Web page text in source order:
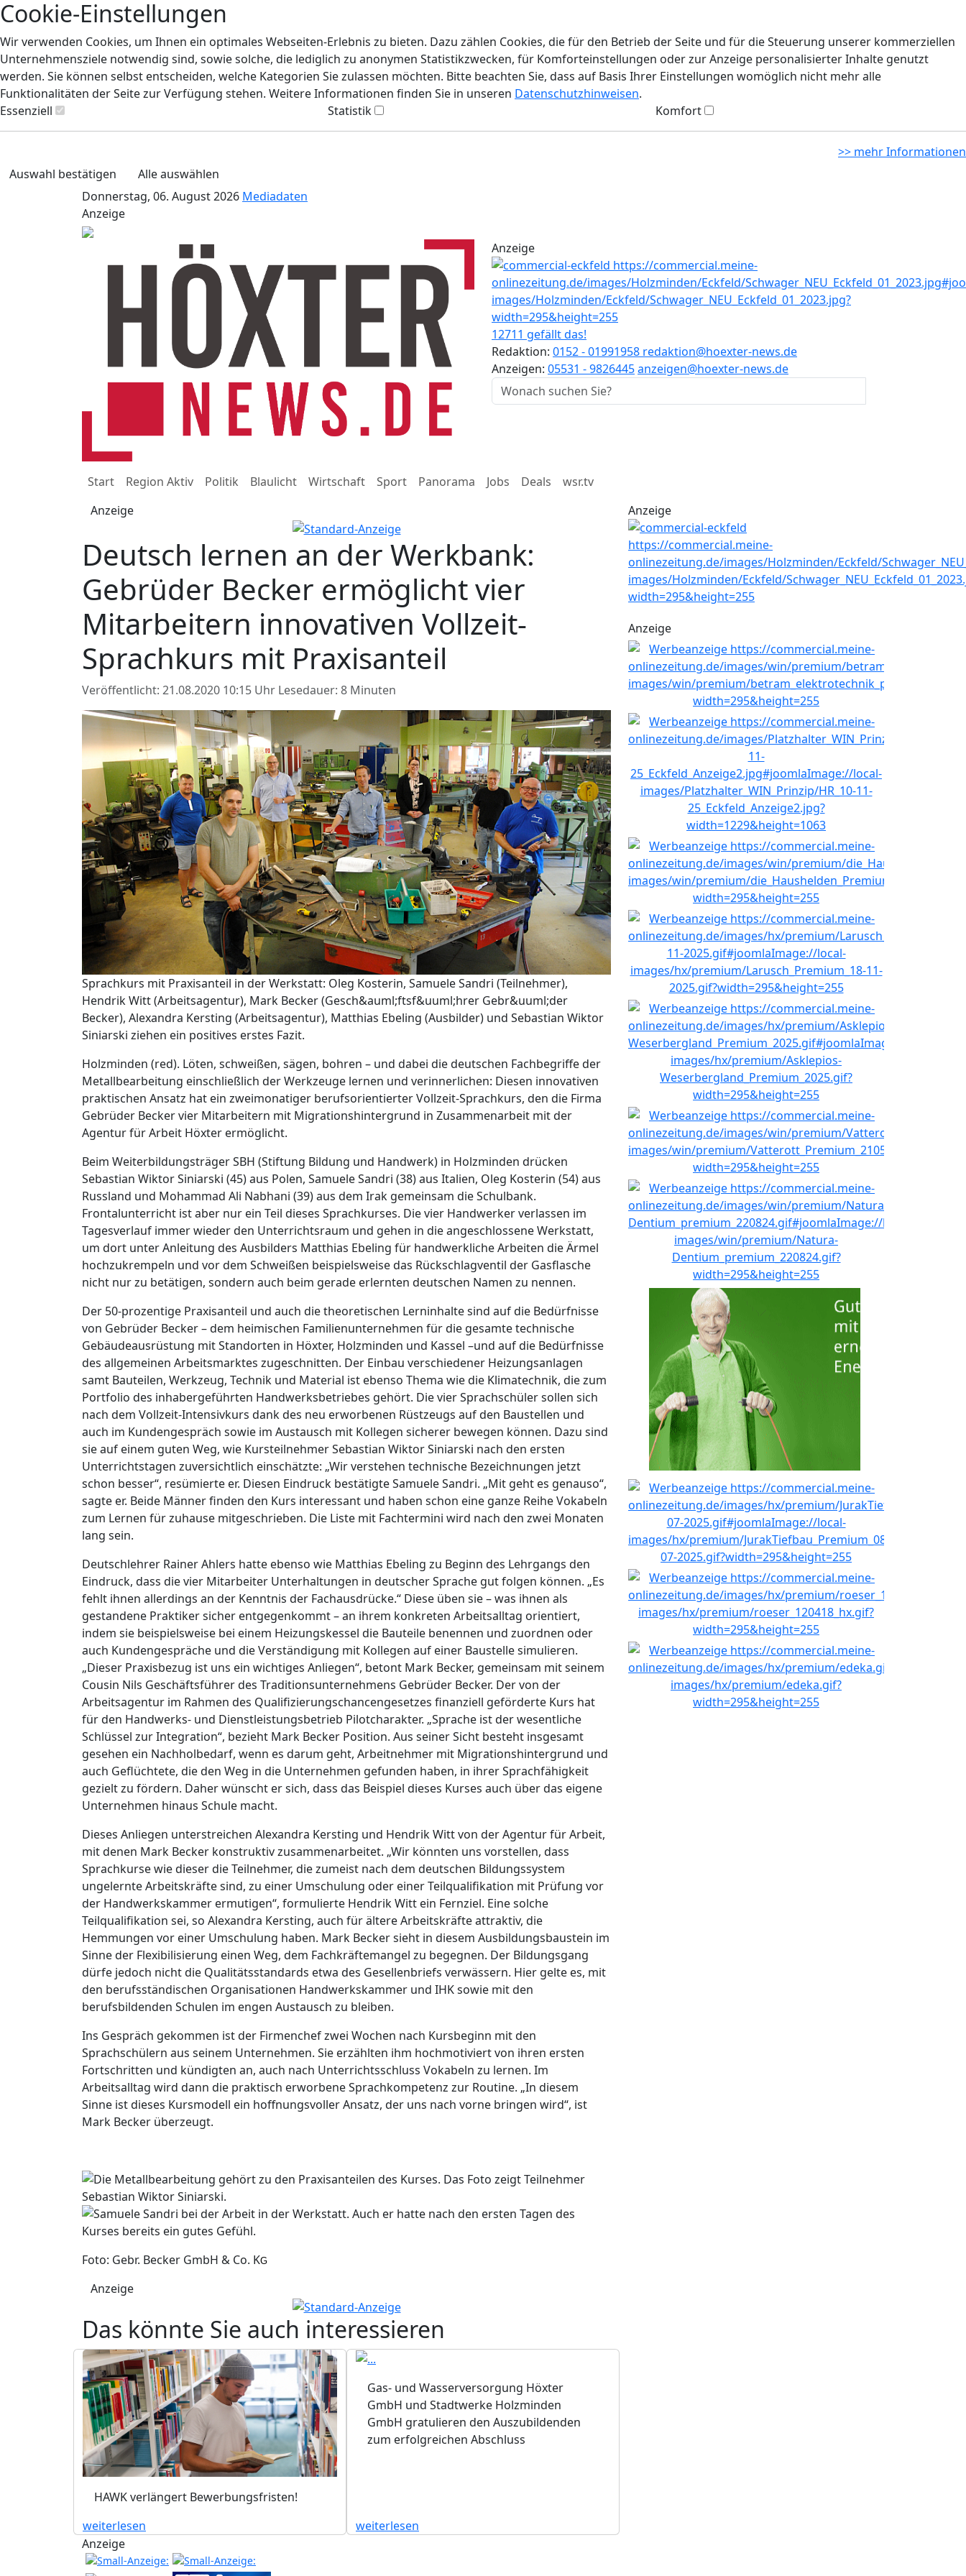
Cookie-Einstellungen
Wir verwenden Cookies, um Ihnen ein optimales Webseiten-Erlebnis zu bieten. Dazu zählen Cookies, die für den Betrieb der Seite und für die Steuerung unserer kommerziellen
Unternehmensziele notwendig sind, sowie solche, die lediglich zu anonymen Statistikzwecken, für Komforteinstellungen oder zur Anzeige personalisierter Inhalte genutzt
werden. Sie können selbst entscheiden, welche Kategorien Sie zulassen möchten. Bitte beachten Sie, dass auf Basis Ihrer Einstellungen womöglich nicht mehr alle
Funktionalitäten der Seite zur Verfügung stehen. Weitere Informationen finden Sie in unseren Datenschutzhinweisen.
Essenziell
Statistik Komfort
>> mehr Informationen
Auswahl bestätigen
Alle auswählen
Donnerstag, 06. August 2026 Mediadaten
Anzeige
Anzeige
12711 gefällt das!
Redaktion: 0152 - 01991958 redaktion@hoexter-news.de
Anzeigen: 05531 - 9826445anzeigen@hoexter-news.de
Start Region Aktiv Politik Blaulicht Wirtschaft Sport Panorama Jobs Deals
wsr.tv
Anzeige
Deutsch lernen an der Werkbank:
Gebrüder Becker ermöglicht vier
Mitarbeitern innovativen Vollzeit-
Sprachkurs mit Praxisanteil
Veröffentlicht: 21.08.2020 10:15 Uhr Lesedauer: 8 Minuten
Sprachkurs mit Praxisanteil in der Werkstatt: Oleg Kosterin, Samuele Sandri (Teilnehmer),
Hendrik Witt (Arbeitsagentur), Mark Becker (Gesch&auml;ftsf&uuml;hrer Gebr&uuml;der
Becker), Alexandra Kersting (Arbeitsagentur), Matthias Ebeling (Ausbilder) und Sebastian Wiktor
Siniarski ziehen ein positives erstes Fazit.
Holzminden (red). Löten, schweißen, sägen, bohren – und dabei die deutschen Fachbegriffe der
Metallbearbeitung einschließlich der Werkzeuge lernen und verinnerlichen: Diesen innovativen
praktischen Ansatz hat ein zweimonatiger berufsorientierter Vollzeit-Sprachkurs, den die Firma
Gebrüder Becker vier Mitarbeitern mit Migrationshintergrund in Zusammenarbeit mit der
Agentur für Arbeit Höxter ermöglicht.
Beim Weiterbildungsträger SBH (Stiftung Bildung und Handwerk) in Holzminden drücken
Sebastian Wiktor Siniarski (45) aus Polen, Samuele Sandri (38) aus Italien, Oleg Kosterin (54) aus
Russland und Mohammad Ali Nabhani (39) aus dem Irak gemeinsam die Schulbank.
Frontalunterricht ist aber nur ein Teil dieses Sprachkurses. Die vier Handwerker verlassen im
Tagesverlauf immer wieder den Unterrichtsraum und gehen in die angeschlossene Werkstatt,
um dort unter Anleitung des Ausbilders Matthias Ebeling für handwerkliche Arbeiten die Ärmel
hochzukrempeln und vor dem Schweißen beispielsweise das Rückschlagventil der Gasflasche
nicht nur zu betätigen, sondern auch beim gerade erlernten deutschen Namen zu nennen.
Der 50-prozentige Praxisanteil und auch die theoretischen Lerninhalte sind auf die Bedürfnisse
von Gebrüder Becker – dem heimischen Familienunternehmen für die gesamte technische
Gebäudeausrüstung mit Standorten in Höxter, Holzminden und Kassel –und auf die Bedürfnisse
des allgemeinen Arbeitsmarktes zugeschnitten. Der Einbau verschiedener Heizungsanlagen
samt Bauteilen, Werkzeug, Technik und Material ist ebenso Thema wie die Klimatechnik, die zum
Portfolio des inhabergeführten Handwerksbetriebes gehört. Die vier Sprachschüler sollen sich
nach dem Vollzeit-Intensivkurs dank des neu erworbenen Rüstzeugs auf den Baustellen und
auch im Kundengespräch sowie im Austausch mit Kollegen sicherer bewegen können. Dazu sind
sie auf einem guten Weg, wie Kursteilnehmer Sebastian Wiktor Siniarski nach den ersten
Unterrichtstagen zuversichtlich einschätzte: „Wir verstehen technische Bezeichnungen jetzt
schon besser“, resümierte er. Diesen Eindruck bestätigte Samuele Sandri. „Mit geht es genauso“,
sagte er. Beide Männer finden den Kurs interessant und haben schon eine ganze Reihe Vokabeln
zum Lernen für zuhause mitgeschrieben. Die Liste mit Fachtermini wird nach den zwei Monaten
lang sein.
Deutschlehrer Rainer Ahlers hatte ebenso wie Matthias Ebeling zu Beginn des Lehrgangs den
Eindruck, dass die vier Mitarbeiter Unterhaltungen in deutscher Sprache gut folgen können. „Es
fehlt ihnen allerdings an der Kenntnis der Fachausdrücke.“ Diese üben sie – was ihnen als
gestandene Praktiker sicher entgegenkommt – an ihrem konkreten Arbeitsalltag orientiert,
indem sie beispielsweise bei einem Heizungskessel die Bauteile benennen und zuordnen oder
auch Kundengespräche und die Verständigung mit Kollegen auf einer Baustelle simulieren.
„Dieser Praxisbezug ist uns ein wichtiges Anliegen“, betont Mark Becker, gemeinsam mit seinem
Cousin Nils Geschäftsführer des Traditionsunternehmens Gebrüder Becker. Der von der
Arbeitsagentur im Rahmen des Qualifizierungschancengesetzes finanziell geförderte Kurs hat
für den Handwerks- und Dienstleistungsbetrieb Pilotcharakter. „Sprache ist der wesentliche
Schlüssel zur Integration“, bezieht Mark Becker Position. Aus seiner Sicht besteht insgesamt
gesehen ein Nachholbedarf, wenn es darum geht, Arbeitnehmer mit Migrationshintergrund und
auch Geflüchtete, die den Weg in die Unternehmen gefunden haben, in ihrer Sprachfähigkeit
gezielt zu fördern. Daher wünscht er sich, dass das Beispiel dieses Kurses auch über das eigene
Unternehmen hinaus Schule macht.
Dieses Anliegen unterstreichen Alexandra Kersting und Hendrik Witt von der Agentur für Arbeit,
mit denen Mark Becker konstruktiv zusammenarbeitet. „Wir könnten uns vorstellen, dass
Sprachkurse wie dieser die Teilnehmer, die zumeist nach dem deutschen Bildungssystem
ungelernte Arbeitskräfte sind, zu einer Umschulung oder einer Teilqualifikation mit Prüfung vor
der Handwerkskammer ermutigen“, formulierte Hendrik Witt ein Fernziel. Eine solche
Teilqualifikation sei, so Alexandra Kersting, auch für ältere Arbeitskräfte attraktiv, die
Hemmungen vor einer Umschulung haben. Mark Becker sieht in diesem Ausbildungsbaustein im
Sinne der Flexibilisierung einen Weg, dem Fachkräftemangel zu begegnen. Der Bildungsgang
dürfe jedoch nicht die Qualitätsstandards etwa des Gesellenbriefs verwässern. Hier gelte es, mit
den berufsständischen Organisationen Handwerkskammer und IHK sowie mit den
berufsbildenden Schulen im engen Austausch zu bleiben.
Ins Gespräch gekommen ist der Firmenchef zwei Wochen nach Kursbeginn mit den
Sprachschülern aus seinem Unternehmen. Sie erzählten ihm hochmotiviert von ihren ersten
Fortschritten und kündigten an, auch nach Unterrichtsschluss Vokabeln zu lernen. Im
Arbeitsalltag wird dann die praktisch erworbene Sprachkompetenz zur Routine. „In diesem
Sinne ist dieses Kursmodell ein hoffnungsvoller Ansatz, der uns nach vorne bringen wird“, ist
Mark Becker überzeugt.
Foto: Gebr. Becker GmbH & Co. KG
Anzeige
Das könnte Sie auch interessieren
HAWK verlängert Bewerbungsfristen!
weiterlesen
Gas- und Wasserversorgung Höxter
GmbH und Stadtwerke Holzminden
GmbH gratulieren den Auszubildenden
zum erfolgreichen Abschluss
weiterlesen
Anzeige
Anzeige
Anzeige